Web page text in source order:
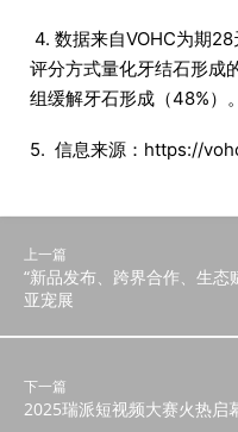
4. 数据来自VOHC为期
评分方式量化牙结石形成
组缓解牙石形成（48%）
5. 信息来源：https://
上一篇
“新品发布、跨界合作、生
亚宠展
下一篇
2025瑞派短视频大赛火热启